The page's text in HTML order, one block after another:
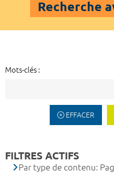
Recherche
Mots-clés :
EFFACER
FILTRES ACTIFS
Par type de contenu: